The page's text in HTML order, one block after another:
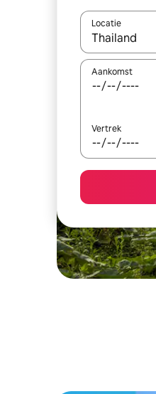
Locatie
Wanneer er
Aankomst
Vertrek